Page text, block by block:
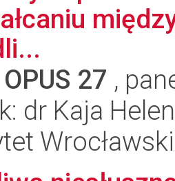
OPUS 27 ,
dr Kaja
Wrocławski